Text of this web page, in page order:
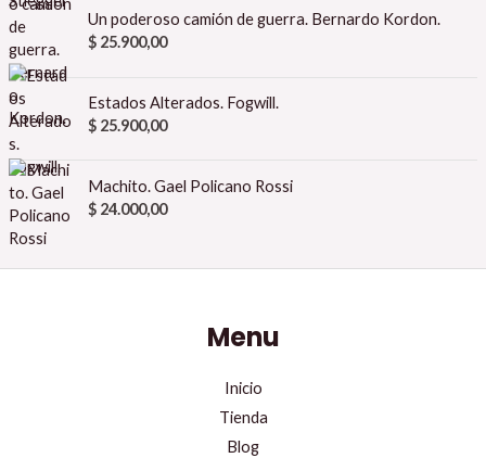
Un poderoso camión de guerra. Bernardo Kordon.
$25.900,00
Estados Alterados. Fogwill.
$25.900,00
Machito. Gael Policano Rossi
$24.000,00
Menu
Inicio
Tienda
Blog